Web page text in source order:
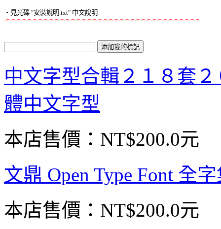
-=-=-=-=-=-=-=-=-=-=-=-=-=-=-=-=-=-=-=-=-=-=-=-=-=-=-=-=-=-=-=-=-=-=-=-=
中文字型合輯２１８套
體中文字型
本店售價： NT$200.0元
文鼎 Open Type Font 全
本店售價： NT$200.0元